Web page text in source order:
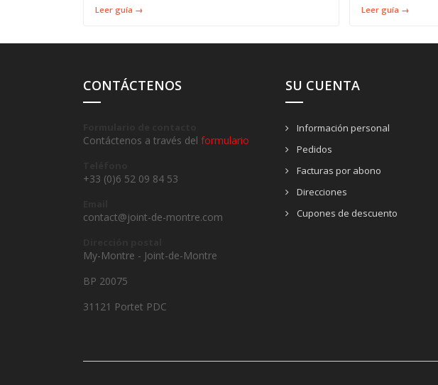
Leer guía → Leer guía →
CONTÁCTENOS
Contáctenos a través del formulario
+33 (0)6 52 09 84 53
contact@joint-de-montre.com
My-Montre - Joint-de-Montre
BP 20075
31121 Portet PDC
SU CUENTA
Información personal
Pedidos
Facturas por abono
Direcciones
Cupones de descuento